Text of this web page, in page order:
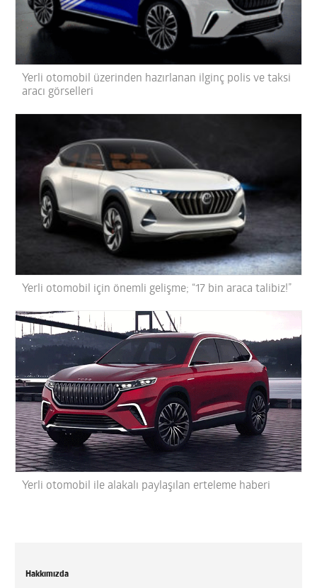
Yerli otomobil üzerinden hazırlanan ilginç polis ve taksi
aracı görselleri
Yerli otomobil için önemli gelişme; “17 bin araca talibiz!”
Yerli otomobil ile alakalı paylaşılan erteleme haberi
Hakkımızda